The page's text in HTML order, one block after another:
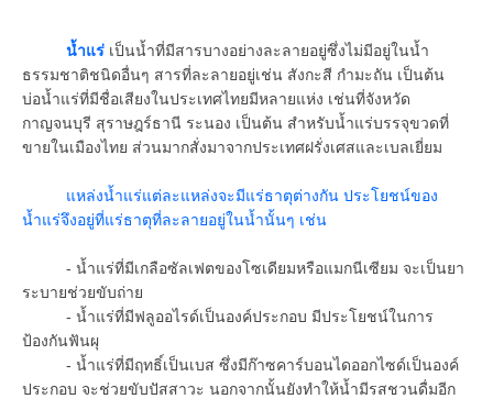
น้ำแร่ เป็นน้ำที่มีสารบางอย่างละลายอยู่ซึ่งไม่มีอยู่ในน้ำ
ธรรมชาติชนิดอื่นๆ สารที่ละลายอยู่เช่น สังกะสี กำมะถัน เป็นต้น
บ่อน้ำแร่ที่มีชื่อเสียงในประเทศไทยมีหลายแห่ง เช่นที่จังหวัด
กาญจนบุรี สุราษฎร์ธานี ระนอง เป็นต้น สำหรับน้ำแร่บรรจุขวดที่
ขายในเมืองไทย ส่วนมากสั่งมาจากประเทศฝรั่งเศสและเบลเยี่ยม
แหล่งน้ำแร่แต่ละแหล่งจะมีแร่ธาตุต่างกัน ประโยชน์ของ
น้ำแร่จึงอยู่ที่แร่ธาตุที่ละลายอยู่ในน้ำนั้นๆ เช่น
- น้ำแร่ที่มีเกลือซัลเฟตของโซเดียมหรือแมกนีเซียม จะเป็นยา
ระบายช่วยขับถ่าย
- น้ำแร่ที่มีฟลูออไรด์เป็นองค์ประกอบ มีประโยชน์ในการ
ป้องกันฟันผุ
- น้ำแร่ที่มีฤทธิ์เป็นเบส ซึ่งมีก๊าซคาร์บอนไดออกไซด์เป็นองค์
ประกอบ จะช่วยขับปัสสาวะ นอกจากนั้นยังทำให้น้ำมีรสชวนดื่มอีก